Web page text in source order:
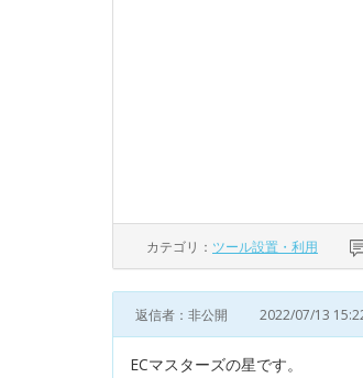
カテゴリ： ツール設置・利用
返信者：非公開 2022/07/13
ECマスターズの星です。